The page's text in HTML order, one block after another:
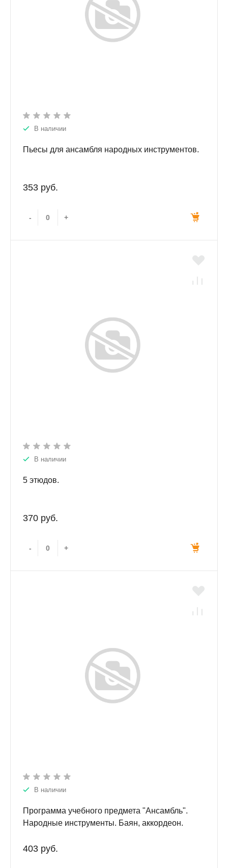
В наличии
Пьесы для ансамбля народных инструментов.
353 руб.
- +
В наличии
5 этюдов.
370 руб.
- +
В наличии
Программа учебного предмета "Ансамбль".
Народные инструменты. Баян, аккордеон.
403 руб.